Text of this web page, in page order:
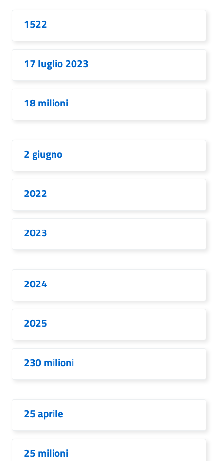
1522
17 luglio 2023
18 milioni
2 giugno
2022
2023
2024
2025
230 milioni
25 aprile
25 milioni